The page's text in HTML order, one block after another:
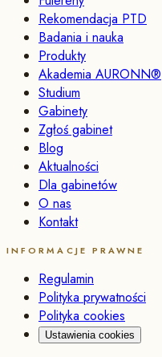
Rekomendacja PTD
Badania i nauka
Produkty
Akademia AURONN®
Studium
Gabinety
Zgłoś gabinet
Blog
Aktualności
Dla gabinetów
O nas
Kontakt
INFORMACJE PRAWNE
Regulamin
Polityka prywatności
Polityka cookies
Ustawienia cookies